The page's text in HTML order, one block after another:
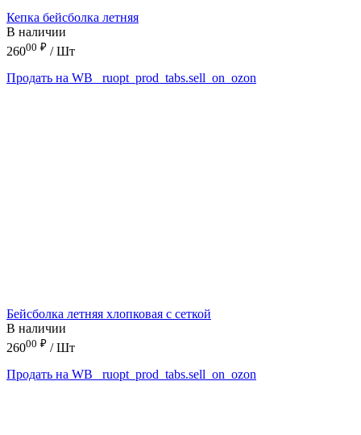
Кепка бейсболка летняя
В наличии
26000 ₽ / Шт
Продать на WB
_ruopt_prod_tabs.sell_on_ozon
Бейсболка летняя хлопковая с сеткой
В наличии
26000 ₽ / Шт
Продать на WB
_ruopt_prod_tabs.sell_on_ozon